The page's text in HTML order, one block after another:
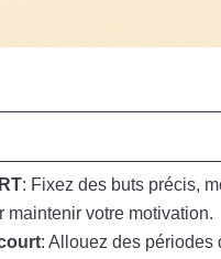
: Fixez des buts précis,
maintenir votre motivation.
: Allouez des périodes